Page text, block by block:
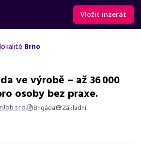
Vložit inzerát
Brno
ve výrobě – až 36 000
osoby bez praxe.
s.r.o. Brigáda Základní
směny ve výrobě kabelových svazků v